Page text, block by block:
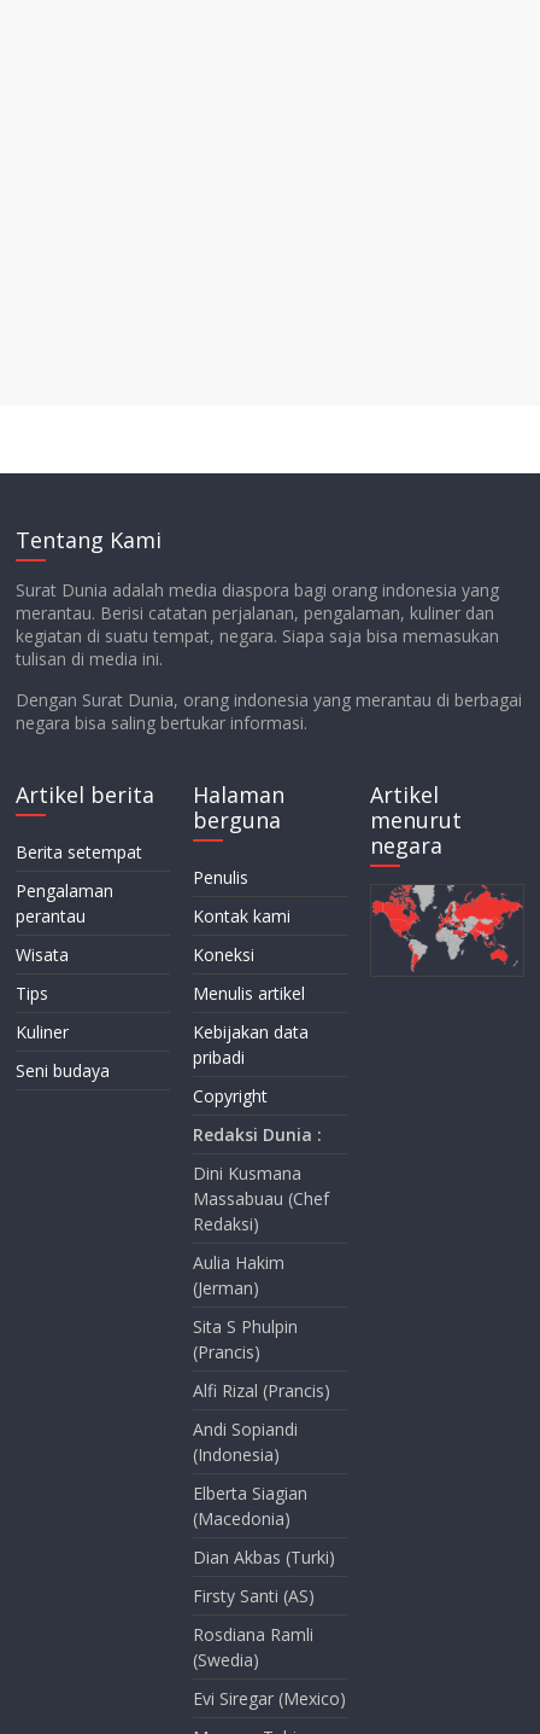
Tentang Kami
Surat Dunia adalah media diaspora bagi orang indonesia yang
merantau. Berisi catatan perjalanan, pengalaman, kuliner dan
kegiatan di suatu tempat, negara. Siapa saja bisa memasukan
tulisan di media ini.
Dengan Surat Dunia, orang indonesia yang merantau di berbagai
negara bisa saling bertukar informasi.
Artikel berita
Berita setempat
Pengalaman
perantau
Wisata
Tips
Kuliner
Seni budaya
Halaman
berguna
Penulis
Kontak kami
Koneksi
Menulis artikel
Kebijakan data
pribadi
Copyright
Redaksi Dunia :
Dini Kusmana
Massabuau (Chef
Redaksi)
Aulia Hakim
(Jerman)
Sita S Phulpin
(Prancis)
Alfi Rizal (Prancis)
Andi Sopiandi
(Indonesia)
Elberta Siagian
(Macedonia)
Dian Akbas (Turki)
Firsty Santi (AS)
Rosdiana Ramli
(Swedia)
Evi Siregar (Mexico)
Artikel
menurut
negara